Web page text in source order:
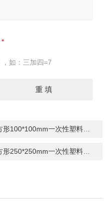
如：三加四=7
一次性塑料无菌培养皿
一次性塑料无菌培养皿